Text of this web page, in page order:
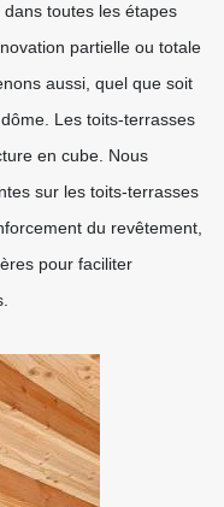
toutes les étapes
partielle ou totale
aussi, quel que soit
Les toits-terrasses
en cube. Nous
sur les toits-terrasses
du revêtement,
pour faciliter